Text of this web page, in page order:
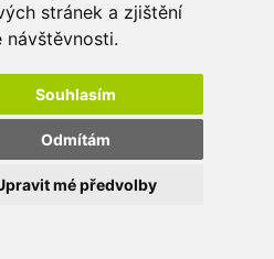
stránek a zjištění
návštěvnosti.
Souhlasím
Odmítám
mé předvolby